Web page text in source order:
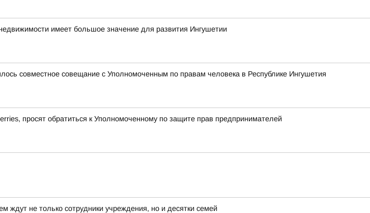
имеет большое значение для развития Ингушетии
совместное совещание с Уполномоченным по правам человека в Республике Ингушетия
просят обратиться к Уполномоченному по защите прав предпринимателей
ждут не только сотрудники учреждения, но и десятки семей